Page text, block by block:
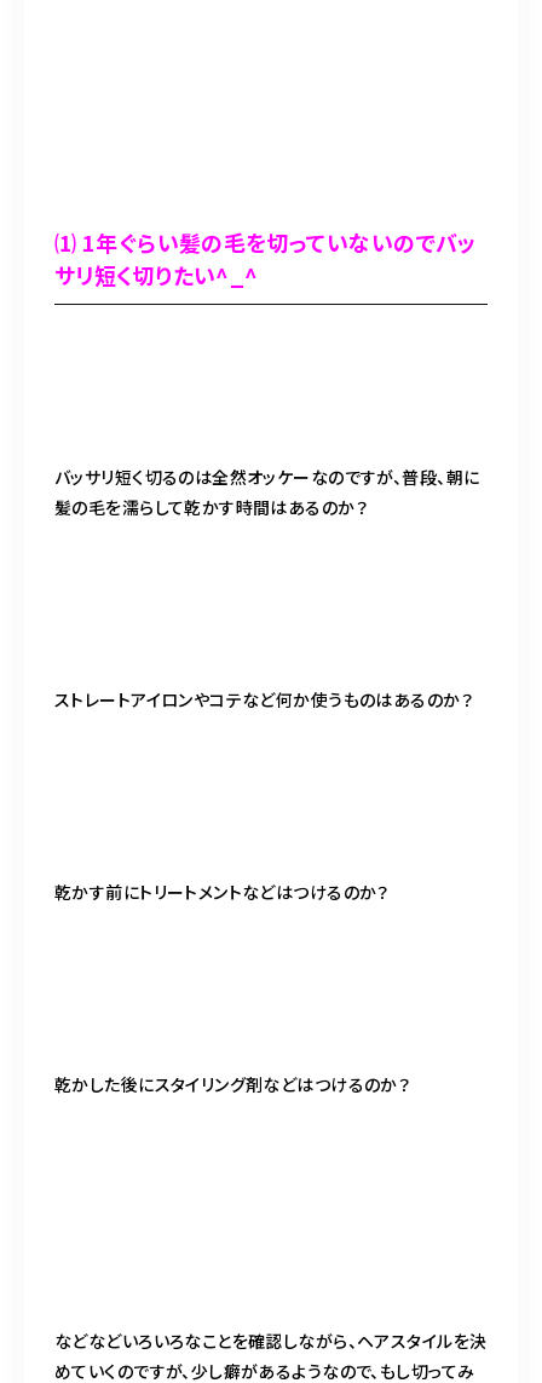
⑴ 1年ぐらい髪の毛を切っていないのでバッ
サリ短く切りたい^_^
バッサリ短く切るのは全然オッケーなのですが、普段、朝に
髪の毛を濡らして乾かす時間はあるのか？
ストレートアイロンやコテなど何か使うものはあるのか？
乾かす前にトリートメントなどはつけるのか？
乾かした後にスタイリング剤などはつけるのか？
などなどいろいろなことを確認しながら、ヘアスタイルを決
めていくのですが、少し癖があるようなので、もし切ってみ